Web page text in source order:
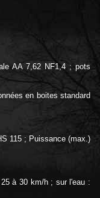
AA 7,62 NF1,4 ; pots
en boites standard
115 ; Puissance (max.)
à 30 km/h ; sur l'eau :